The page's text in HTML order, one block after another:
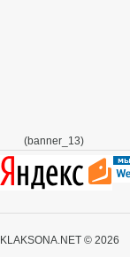
(banner_13)
KLAKSONA.NET ©